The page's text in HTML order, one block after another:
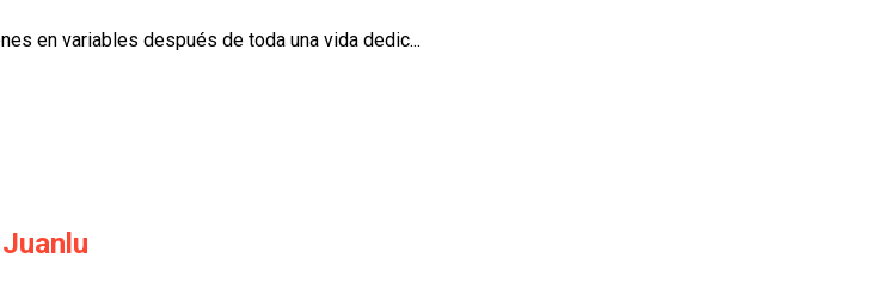
en variables después de toda una vida dedic...